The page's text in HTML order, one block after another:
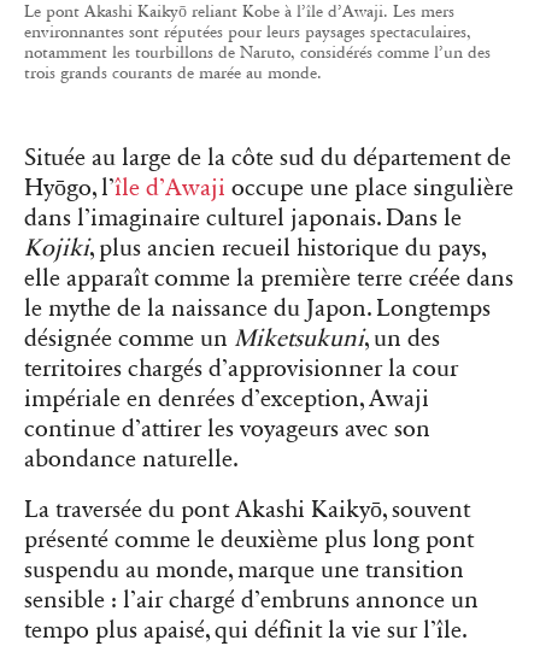
Le pont Akashi Kaikyō reliant Kobe à l’île d’Awaji. Les mers
environnantes sont réputées pour leurs paysages spectaculaires,
notamment les tourbillons de Naruto, considérés comme l’un des
trois grands courants de marée au monde.
Située au large de la côte sud du département de
Hyōgo, l’île d’Awaji occupe une place singulière
dans l’imaginaire culturel japonais. Dans le
Kojiki, plus ancien recueil historique du pays,
elle apparaît comme la première terre créée dans
le mythe de la naissance du Japon. Longtemps
désignée comme un Miketsukuni, un des
territoires chargés d’approvisionner la cour
impériale en denrées d’exception, Awaji
continue d’attirer les voyageurs avec son
abondance naturelle.
La traversée du pont Akashi Kaikyō, souvent
présenté comme le deuxième plus long pont
suspendu au monde, marque une transition
sensible : l’air chargé d’embruns annonce un
tempo plus apaisé, qui définit la vie sur l’île.